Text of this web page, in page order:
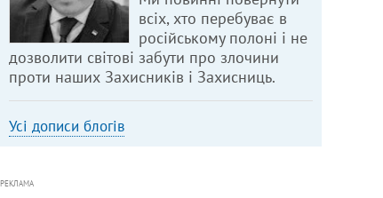
всіх, хто перебуває в
російському полоні і не
дозволити світові забути про злочини
проти наших Захисників і Захисниць.
Усі дописи блогів
РЕКЛАМА